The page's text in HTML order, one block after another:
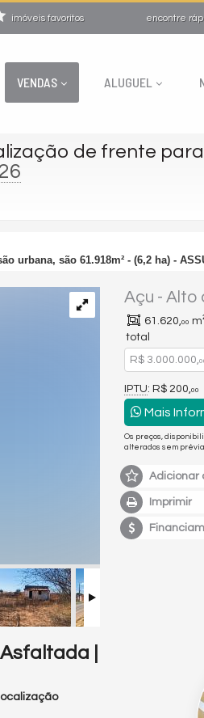
encontre
imóveis favoritos
VENDAS ALUGUEL
de frente
urbana, são 61.918m² - (6,2 ha) -
Açu - Alto
61.620,00
total
R$ 3.000.000,
IPTU: R$ 200, 00
Mais
Os preços,
alterados sem prévia
Adicionar
Imprimir
|
localização